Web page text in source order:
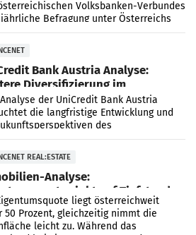
Volksbanken-Verbundes
Befragung unter Österreichs
und Unternehmern durch.
Bank Austria Analyse:
Diversifizierung im
erwartet
der UniCredit Bank Austria
die langfristige Entwicklung und
des
Außenhandels. Während in
nach dem EU-Beitritt
REAL:ESTATE
Analyse:
sinkt auf Tiefstand
liegt österreichweit
50 Prozent, gleichzeitig nimmt die
leicht zu. Während das